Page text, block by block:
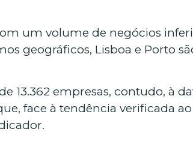
um volume de negócios
geográficos, Lisboa e Porto
13.362 empresas, contudo, à
face à tendência verificada